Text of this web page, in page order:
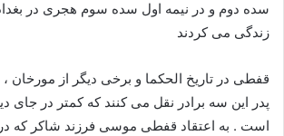
سده دوم و در نیمه اول سده سوم هجری در
زندگی می کردند
قفطی در تاریخ الحکما و برخی دیگر از مورخان ،
پدر این سه برادر نقل می کنند که کمتر در جای
است . به اعتقاد قفطی موسی فرزند شاکر که در